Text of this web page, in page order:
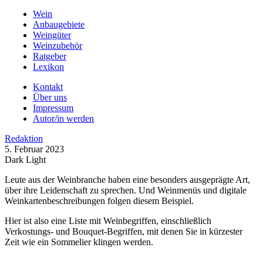
Wein
Anbaugebiete
Weingüter
Weinzubehör
Ratgeber
Lexikon
Kontakt
Über uns
Impressum
Autor/in werden
Redaktion
5. Februar 2023
Dark Light
Leute aus der Weinbranche haben eine besonders ausgeprägte Art,
über ihre Leidenschaft zu sprechen. Und Weinmenüs und digitale
Weinkartenbeschreibungen folgen diesem Beispiel.
Hier ist also eine Liste mit Weinbegriffen, einschließlich
Verkostungs- und Bouquet-Begriffen, mit denen Sie in kürzester
Zeit wie ein Sommelier klingen werden.